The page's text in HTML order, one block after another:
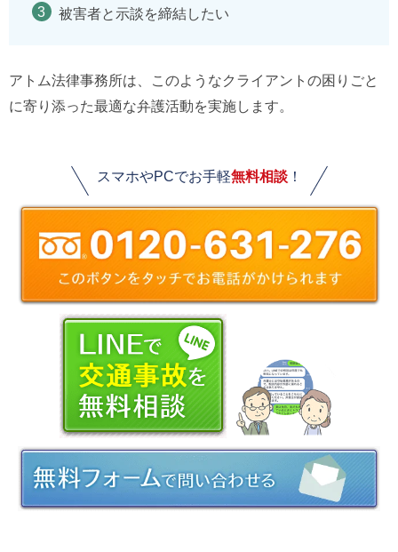
被害者と示談を締結したい
アトム法律事務所は、このようなクライアントの困りごと
に寄り添った最適な弁護活動を実施します。
スマホやPCでお手軽無料相談！